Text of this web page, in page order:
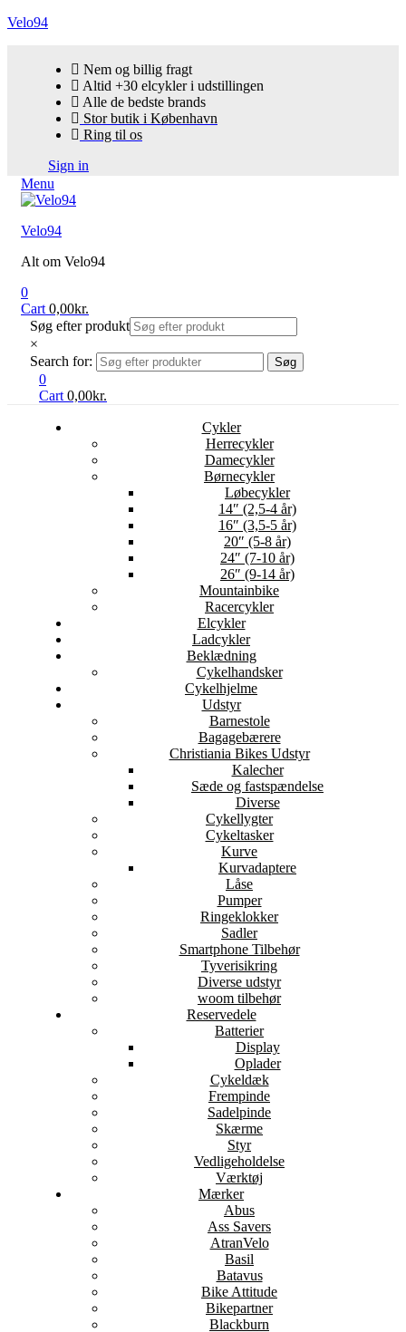
Velo94
Nem og billig fragt
Altid +30 elcykler i udstillingen
Alle de bedste brands
Stor butik i København
Ring til os
Sign in
Menu
Velo94
Alt om Velo94
0
Cart 0,00kr.
Søg efter produkt
×
Search for:
Søg
0
Cart 0,00kr.
Cykler
Herrecykler
Damecykler
Børnecykler
Løbecykler
14″ (2,5-4 år)
16″ (3,5-5 år)
20″ (5-8 år)
24″ (7-10 år)
26″ (9-14 år)
Mountainbike
Racercykler
Elcykler
Ladcykler
Beklædning
Cykelhandsker
Cykelhjelme
Udstyr
Barnestole
Bagagebærere
Christiania Bikes Udstyr
Kalecher
Sæde og fastspændelse
Diverse
Cykellygter
Cykeltasker
Kurve
Kurvadaptere
Låse
Pumper
Ringeklokker
Sadler
Smartphone Tilbehør
Tyverisikring
Diverse udstyr
woom tilbehør
Reservedele
Batterier
Display
Oplader
Cykeldæk
Frempinde
Sadelpinde
Skærme
Styr
Vedligeholdelse
Værktøj
Mærker
Abus
Ass Savers
AtranVelo
Basil
Batavus
Bike Attitude
Bikepartner
Blackburn